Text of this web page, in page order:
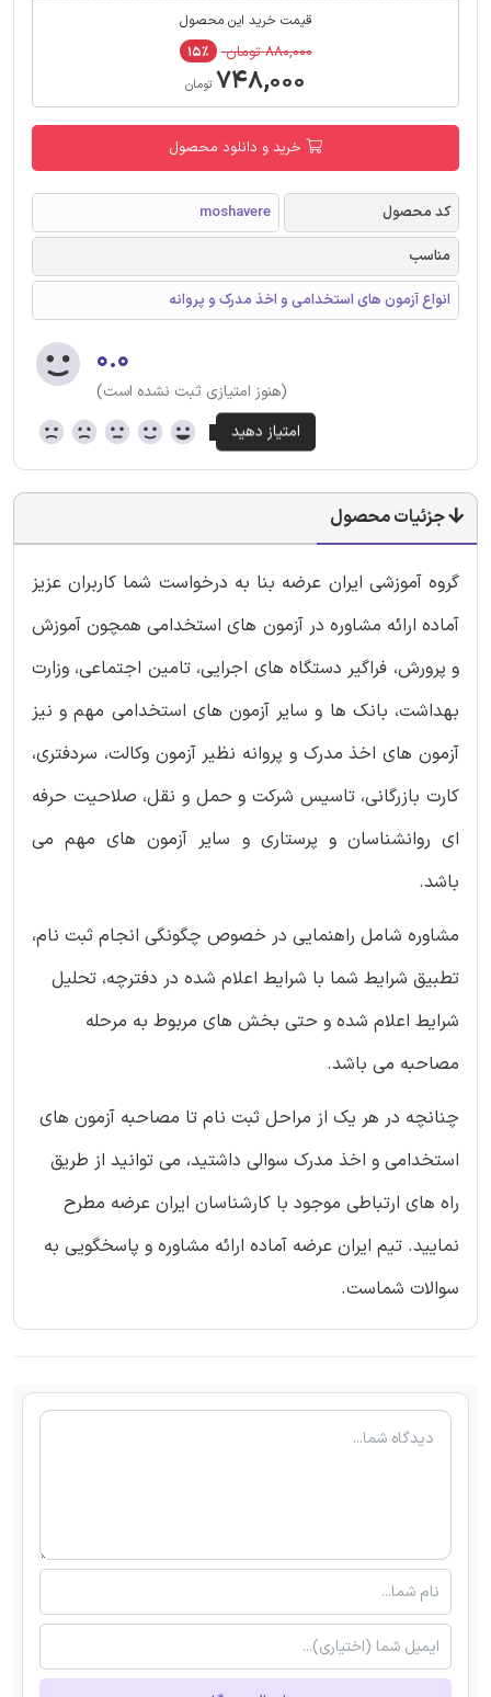
قیمت خرید این محصول
۸۸۰,۰۰۰ تومان ۱۵٪
۷۴۸,۰۰۰ تومان
خرید و دانلود محصول
کد محصول
moshavere
مناسب
انواع آزمون های استخدامی و اخذ مدرک و پروانه
۰.۰
(هنوز امتیازی ثبت نشده است)
جزئیات محصول
گروه آموزشی ایران عرضه بنا به درخواست شما کاربران عزیز
آماده ارائه مشاوره در آزمون های استخدامی همچون آموزش
و پرورش، فراگیر دستگاه های اجرایی، تامین اجتماعی، وزارت
بهداشت، بانک ها و سایر آزمون های استخدامی مهم و نیز
آزمون های اخذ مدرک و پروانه نظیر آزمون وکالت، سردفتری،
کارت بازرگانی، تاسیس شرکت و حمل و نقل، صلاحیت حرفه
ای روانشناسان و پرستاری و سایر آزمون های مهم می
باشد.
مشاوره شامل راهنمایی در خصوص چگونگی انجام ثبت نام،
تطبیق شرایط شما با شرایط اعلام شده در دفترچه، تحلیل
شرایط اعلام شده و حتی بخش های مربوط به مرحله
مصاحبه می باشد.
چنانچه در هر یک از مراحل ثبت نام تا مصاحبه آزمون های
استخدامی و اخذ مدرک سوالی داشتید، می توانید از طریق
راه های ارتباطی موجود با کارشناسان ایران عرضه مطرح
نمایید. تیم ایران عرضه آماده ارائه مشاوره و پاسخگویی به
سوالات شماست.